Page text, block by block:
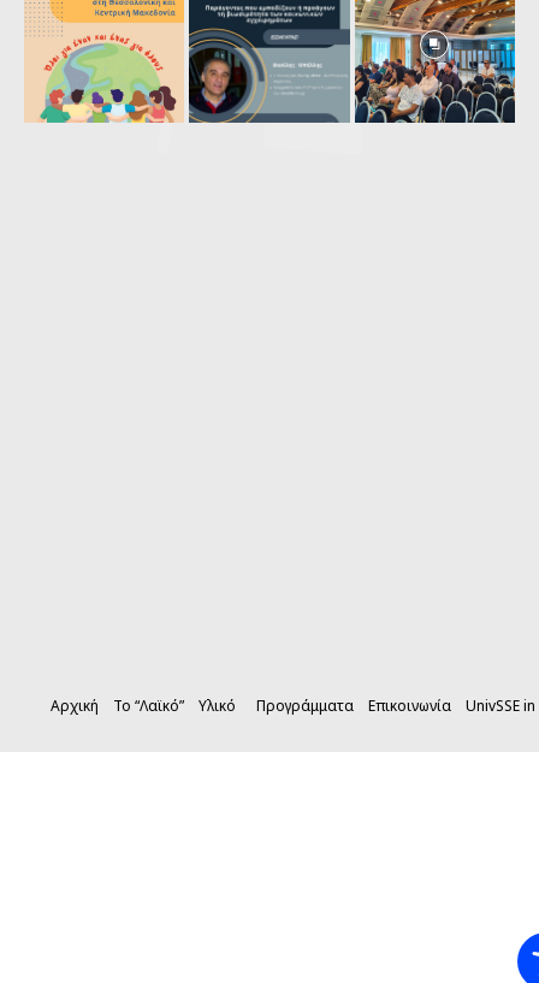
Αρχική Το “Λαϊκό” Υλικό Προγράμματα Επικοινωνία UnivSSE